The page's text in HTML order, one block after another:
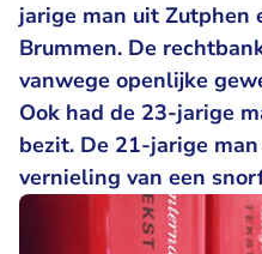
jarige man uit Zutphen
Brummen. De
vanwege openlijke
Ook had de 23-jarige
bezit. De 21-jarige
vernieling van een